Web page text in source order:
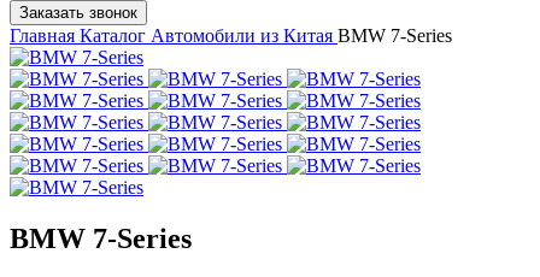
Заказать звонок
Главная Каталог Автомобили из Китая BMW 7-Series
BMW 7-Series